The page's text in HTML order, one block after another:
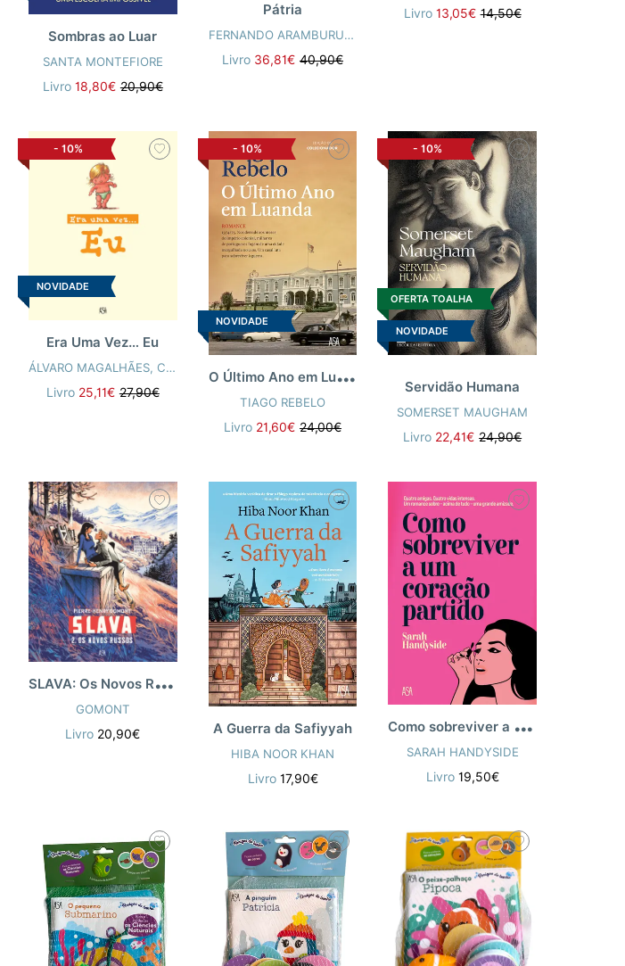
Sombras ao Luar
SANTA MONTEFIORE
Livro 18,80€ 20,90€
Pátria
FERNANDO ARAMBURU
,TONI FEJZULA
Livro 36,81€ 40,90€
Livro 13,05€ 14,50€
ROSÁRIO ALÇADA ARAÚJO
- 10%
NOVIDADE
Era Uma Vez… Eu
ÁLVARO MAGALHÃES,CHICO
Livro 25,11€ 27,90€
- 10%
NOVIDADE
O
Último Ano em Luanda
TIAGO REBELO
Livro 21,60€ 24,00€
- 10%
OFERTA TOALHA
NOVIDADE
Servidão Humana
SOMERSET MAUGHAM
Livro 22,41€ 24,90€
BOLOTA
S
LAVA: Os Novos Russos
GOMONT
Livro 20,90€ A Guerra da Safiyyah
HIBA NOOR KHAN
Livro 17,90€
C
omo sobreviver a um coração partido
SARAH HANDYSIDE
Livro 19,50€